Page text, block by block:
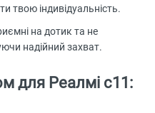
твою індивідуальність.
на дотик та не
надійний захват.
для Реалмі с11: